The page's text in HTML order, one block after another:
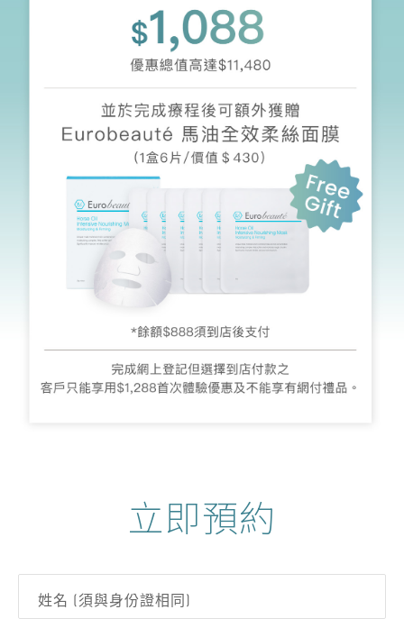
立即預約
姓名 (須與身份證相同)